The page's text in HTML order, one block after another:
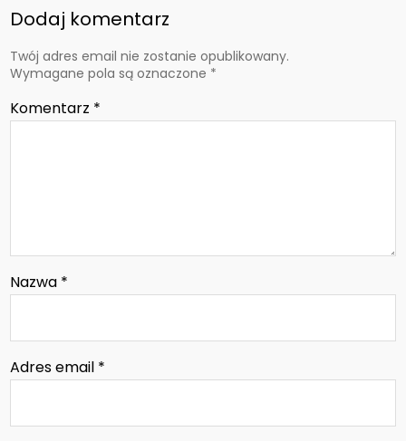
Dodaj komentarz
Twój adres email nie zostanie opublikowany.
Wymagane pola są oznaczone *
Komentarz *
Nazwa *
Adres email *